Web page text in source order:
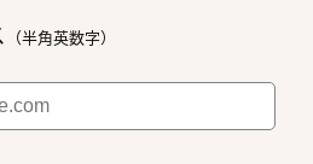
（半角英数字）